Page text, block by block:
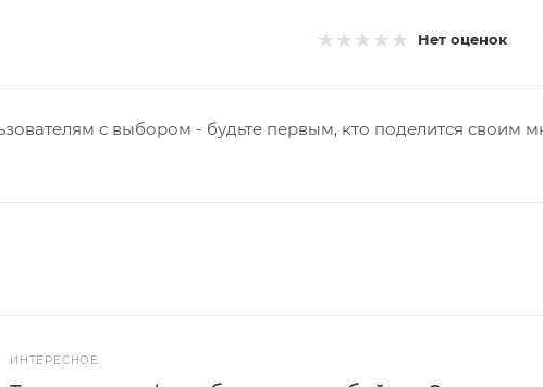
Нет оценок
с выбором - будьте первым, кто поделится своим
ИНТЕРЕСНОЕ